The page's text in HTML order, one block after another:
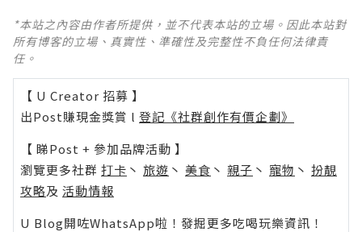
*本站之內容由作者所提供，並不代表本站的立場。因此本站對
所有博客的立場、真實性、準確性及完整性不負任何法律責
任。
【 U Creator 招募 】
出Post賺現金獎賞 l 登記《社群創作有價企劃》
【 睇Post + 參加品牌活動 】
瀏覽更多社群 打卡 丶 旅遊 丶 美食 丶 親子 丶 寵物 丶 扮靚
攻略及 活動情報
U Blog開咗WhatsApp啦！發掘更多吃喝玩樂資訊！